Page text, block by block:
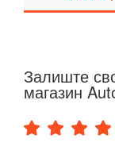
6 Series
7 Series
7 Series
Залиште
магазин